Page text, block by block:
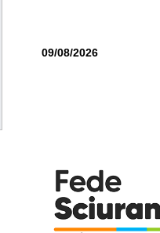
09/08/2026